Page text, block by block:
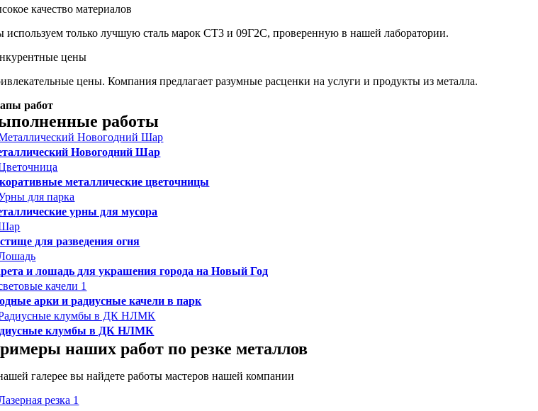
качество материалов
только лучшую сталь марок СТ3 и 09Г2С, проверенную в нашей лаборатории.
цены
цены. Компания предлагает разумные расценки на услуги и продукты из металла.
работ
работы
Новогодний Шар
металлические цветочницы
урны для мусора
для разведения огня
и лошадь для украшения города на Новый Год
арки и радиусные качели в парк
клумбы в ДК НЛМК
наших работ по резке металлов
галерее вы найдете работы мастеров нашей компании